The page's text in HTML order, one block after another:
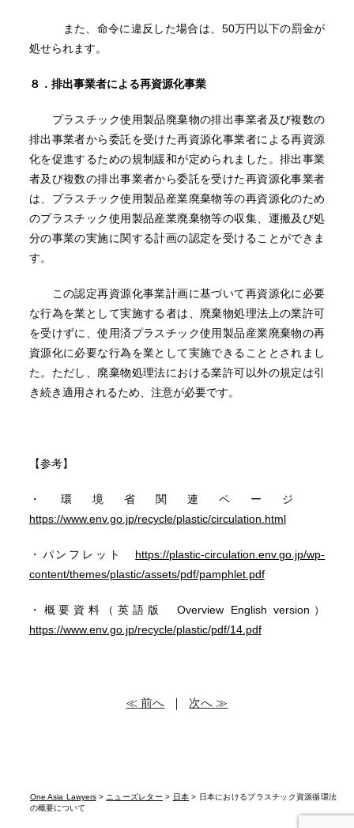
One Asia Lawyers> ニューズレター > 日本 > 日本におけるプラスチック資源循環法
の概要について
また、命令に違反した場合は、50万円以下の罰金が
処せられます。
８．排出事業者による再資源化事業
プラスチック使用製品廃棄物の排出事業者及び複数の
排出事業者から委託を受けた再資源化事業者による再資源
化を促進するための規制緩和が定められました。排出事業
者及び複数の排出事業者から委託を受けた再資源化事業者
は、プラスチック使用製品産業廃棄物等の再資源化のため
のプラスチック使用製品産業廃棄物等の収集、運搬及び処
分の事業の実施に関する計画の認定を受けることができま
す。
この認定再資源化事業計画に基づいて再資源化に必要
な行為を業として実施する者は、廃棄物処理法上の業許可
を受けずに、使用済プラスチック使用製品産業廃棄物の再
資源化に必要な行為を業として実施できることとされまし
た。ただし、廃棄物処理法における業許可以外の規定は引
き続き適用されるため、注意が必要です。
【参考】
・環境省関連ページ
https://www.env.go.jp/recycle/plastic/circulation.html
・パンフレット https://plastic-circulation.env.go.jp/wp-
content/themes/plastic/assets/pdf/pamphlet.pdf
・概要資料（英語版 Overview English version）
https://www.env.go.jp/recycle/plastic/pdf/14.pdf
≪ 前へ ｜ 次へ ≫